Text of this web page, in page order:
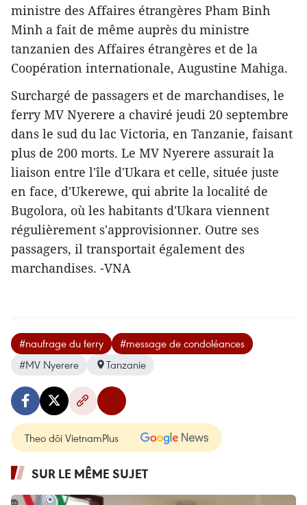
ministre des Affaires étrangères Pham Binh
Minh a fait de même auprès du ministre
tanzanien des Affaires étrangères et de la
Coopération internationale, Augustine Mahiga.
Surchargé de passagers et de marchandises, le
ferry MV Nyerere a chaviré jeudi 20 septembre
dans le sud du lac Victoria, en Tanzanie, faisant
plus de 200 morts. Le MV Nyerere assurait la
liaison entre l'île d'Ukara et celle, située juste
en face, d'Ukerewe, qui abrite la localité de
Bugolora, où les habitants d'Ukara viennent
régulièrement s'approvisionner. Outre ses
passagers, il transportait également des
marchandises. -VNA
#naufrage du ferry
#message de condoléances
#MV Nyerere
Tanzanie
Theo dõi VietnamPlus
SUR LE MÊME SUJET